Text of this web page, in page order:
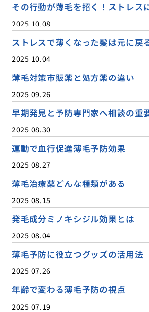
その行動が薄毛を招く！ストレス
2025.10.08
ストレスで薄くなった髪は元に戻
2025.10.04
薄毛対策市販薬と処方薬の違い
2025.09.26
早期発見と予防専門家へ相談の重
2025.08.30
運動で血行促進薄毛予防効果
2025.08.27
薄毛治療薬どんな種類がある
2025.08.15
発毛成分ミノキシジル効果とは
2025.08.04
薄毛予防に役立つグッズの活用法
2025.07.26
年齢で変わる薄毛予防の視点
2025.07.19